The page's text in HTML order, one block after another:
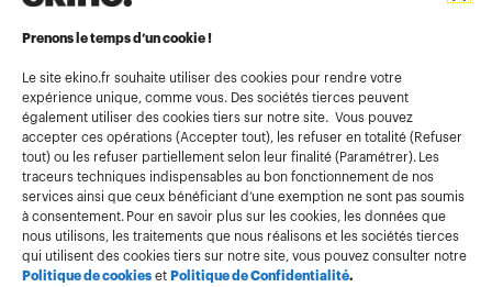
Prenons le temps d’un cookie !
Le site ekino.fr souhaite utiliser des cookies pour rendre votre
expérience unique, comme vous. Des sociétés tierces peuvent
également utiliser des cookies tiers sur notre site. Vous pouvez
accepter ces opérations (Accepter tout), les refuser en totalité (Refuser
tout) ou les refuser partiellement selon leur finalité (Paramétrer). Les
traceurs techniques indispensables au bon fonctionnement de nos
services ainsi que ceux bénéficiant d’une exemption ne sont pas soumis
à consentement. Pour en savoir plus sur les cookies, les données que
nous utilisons, les traitements que nous réalisons et les sociétés tierces
qui utilisent des cookies tiers sur notre site, vous pouvez consulter notre
Politique de cookiesetPolitique de Confidentialité.
Conditions générales d’utilisation
Politique de confidentialité
Politique cookies
Gestion des cookies
Index égalité